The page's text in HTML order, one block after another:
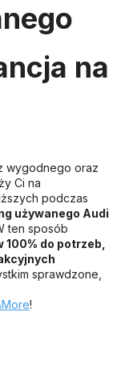
na
wygodnego oraz
Ci na
podczas
używanego Audi
ten sposób
do potrzeb,
sprawdzone,
!